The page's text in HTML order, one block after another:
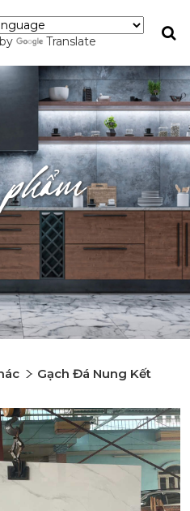
Translate
Gạch Đá Nung Kết